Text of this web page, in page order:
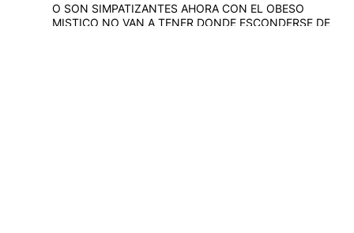
O SON SIMPATIZANTES AHORA CON EL OBESO
MISTICO NO VAN A TENER DONDE ESCONDERSE DE